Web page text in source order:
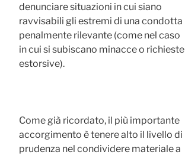
denunciare situazioni in cui siano
ravvisabili gli estremi di una condotta
penalmente rilevante (come nel caso
in cui si subiscano minacce o richieste
estorsive).
Come già ricordato, il più importante
accorgimento è tenere alto il livello di
prudenza nel condividere materiale a